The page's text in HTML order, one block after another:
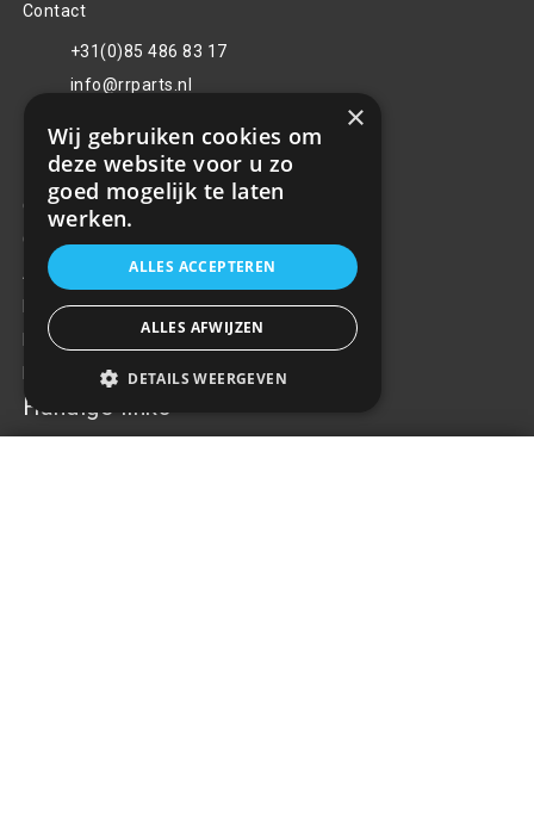
Contact
+31(0)85 486 83 17
info@rrparts.nl
Klantenservice
Over ons
Contact
Algemene voorwaarden
Privacy Policy
Klachten
Retouren en garantie
Handige links
×
Wij gebruiken cookies om
deze website voor u zo
goed mogelijk te laten
werken.
ALLES ACCEPTEREN
ALLES AFWIJZEN
DETAILS WEERGEVEN